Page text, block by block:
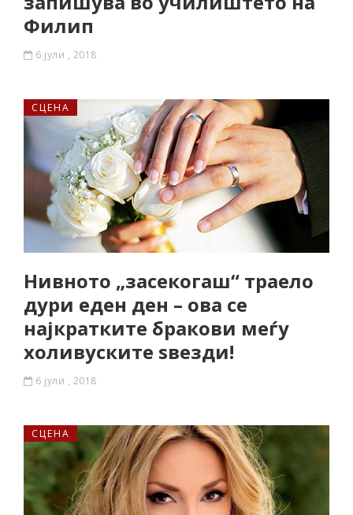
Филип
6 јули , 2018
СЦЕНА
Нивното „засекогаш“ траело
дури еден ден – ова се
најкратките бракови меѓу
холивуските ѕвезди!
6 јули , 2018
СЦЕНА